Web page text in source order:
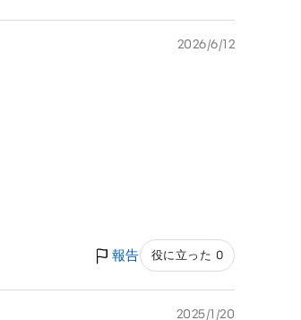
2026/6/12
報告 役に立った 0
2025/1/20